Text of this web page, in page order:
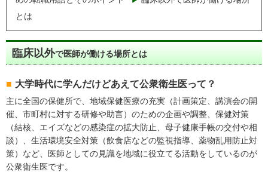
とは
臨床以外で医師が働ける場所とは
大学時代に学んだけどあえて公衆衛生医って？
主に全国の保健所で、地域保健医療の充実（計画策定、講演会の開
催、市町村に対する研修や助言）のための企画や調整、保健対策
（結核、エイズなどの感染症の拡大防止、母子健康手帳の交付や相
談）、生活環境安全対策（飲食店などの監視指導、薬物乱用防止対
策）など、医師としての見識を地域に役立てる活動をしているのが
公衆衛生医です。